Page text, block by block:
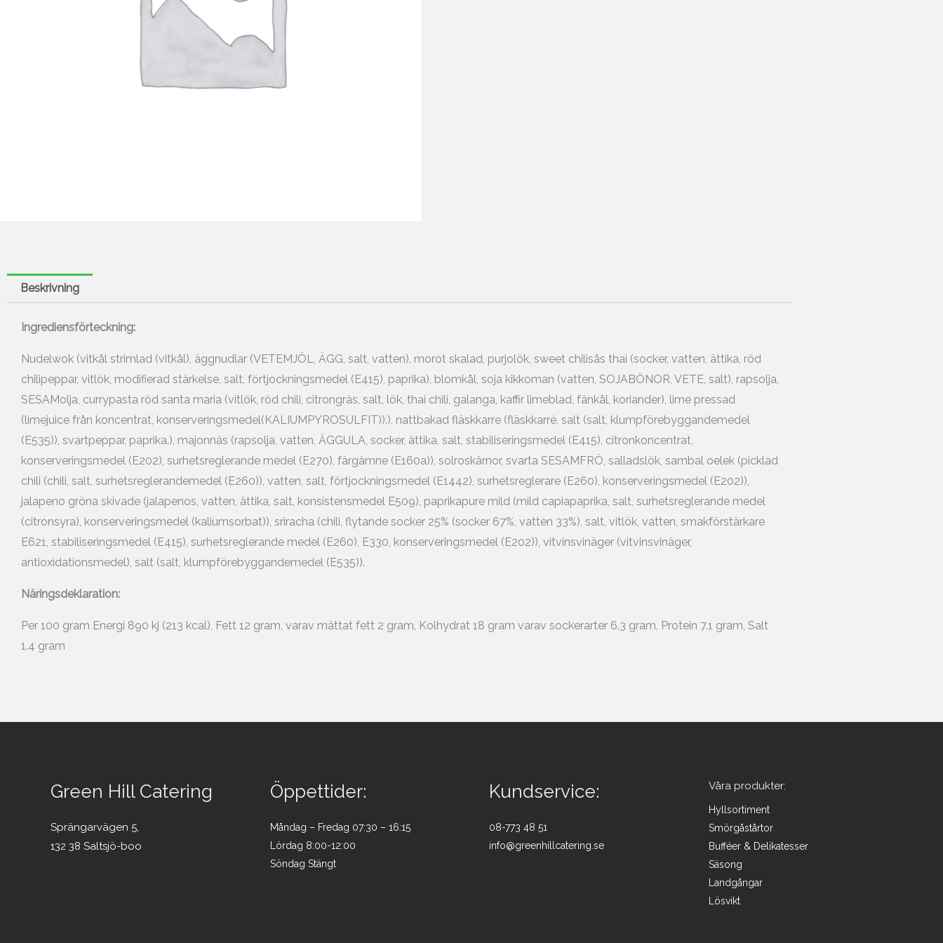
Beskrivning
Ingrediensförteckning:
Nudelwok (vitkål strimlad (vitkål), äggnudlar (VETEMJÖL, ÄGG, salt, vatten), morot skalad, purjolök, sweet chilisås thai (socker, vatten, ättika, röd
chilipeppar, vitlök, modifierad stärkelse, salt, förtjockningsmedel (E415), paprika), blomkål, soja kikkoman (vatten, SOJABÖNOR, VETE, salt), rapsolja,
SESAMolja, currypasta röd santa maria (vitlök, röd chili, citrongräs, salt, lök, thai chili, galanga, kaffir limeblad, fänkål, koriander), lime pressad
(limejuice från koncentrat, konserveringsmedel(KALIUMPYROSULFIT)).), nattbakad fläskkarre (fläskkarré, salt (salt, klumpförebyggandemedel
(E535)), svartpeppar, paprika.), majonnäs (rapsolja, vatten, ÄGGULA, socker, ättika, salt, stabiliseringsmedel (E415), citronkoncentrat,
konserveringsmedel (E202), surhetsreglerande medel (E270), färgämne (E160a)), solroskärnor, svarta SESAMFRÖ, salladslök, sambal oelek (picklad
chili (chili, salt, surhetsreglerandemedel (E260)), vatten, salt, förtjockningsmedel (E1442), surhetsreglerare (E260), konserveringsmedel (E202)),
jalapeno gröna skivade (jalapenos, vatten, ättika, salt, konsistensmedel E509), paprikapure mild (mild capiapaprika, salt, surhetsreglerande medel
(citronsyra), konserveringsmedel (kaliumsorbat)), sriracha (chili, flytande socker 25% (socker 67%, vatten 33%), salt, vitlök, vatten, smakförstärkare
E621, stabiliseringsmedel (E415), surhetsreglerande medel (E260), E330, konserveringsmedel (E202)), vitvinsvinäger (vitvinsvinäger,
antioxidationsmedel), salt (salt, klumpförebyggandemedel (E535)).
Näringsdeklaration:
Per 100 gram Energi 890 kj (213 kcal), Fett 12 gram, varav mättat fett 2 gram, Kolhydrat 18 gram varav sockerarter 6.3 gram, Protein 7.1 gram, Salt
1.4 gram
Green Hill Catering
Sprängarvägen 5,
132 38 Saltsjö-boo
Öppettider:
Måndag – Fredag 07:30 – 16:15
Lördag 8:00-12:00
Söndag Stängt
Kundservice:
08-773 48 51
info@greenhillcatering.se
Våra produkter:
Hyllsortiment
Smörgåstårtor
Bufféer & Delikatesser
Säsong
Landgångar
Lösvikt